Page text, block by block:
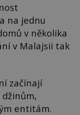
na jednu
v několika
v Malajsii tak
začínají
entitám.